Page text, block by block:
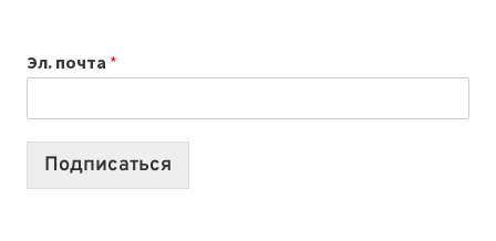
СОЗДАВАТЬ
ПРОДУКТЫ
Эл. почта *
Подписаться